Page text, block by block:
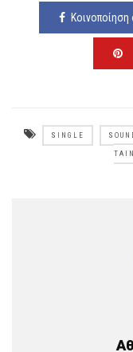
SINGLE